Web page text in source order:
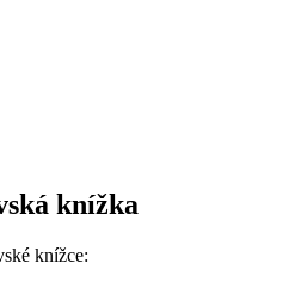
knížka
knížce: